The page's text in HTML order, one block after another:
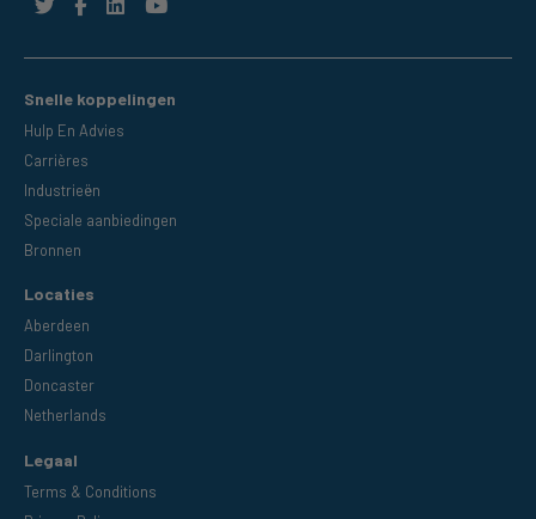
Snelle koppelingen
Hulp En Advies
Carrières
Industrieën
Speciale aanbiedingen
Bronnen
Locaties
Aberdeen
Darlington
Doncaster
Netherlands
Legaal
Terms & Conditions